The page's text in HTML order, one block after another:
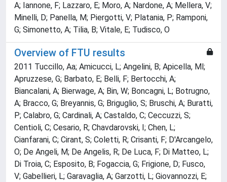
A; Iannone, F; Lazzaro, E; Moro, A; Nardone, A; Mellera, V;
Minelli, D; Panella, M; Piergotti, V; Platania, P; Ramponi,
G; Simonetto, A; Tilia, B; Vitale, E; Tudisco, O
Overview of FTU results
2011 Tuccillo, Aa; Amicucci, L; Angelini, B; Apicella, Ml;
Apruzzese, G; Barbato, E; Belli, F; Bertocchi, A;
Biancalani, A; Bierwage, A; Bin, W; Boncagni, L; Botrugno,
A; Bracco, G; Breyannis, G; Briguglio, S; Bruschi, A; Buratti,
P; Calabro, G; Cardinali, A; Castaldo, C; Ceccuzzi, S;
Centioli, C; Cesario, R; Chavdarovski, I; Chen, L;
Cianfarani, C; Cirant, S; Coletti, R; Crisanti, F; D'Arcangelo,
O; De Angeli, M; De Angelis, R; De Luca, F; Di Matteo, L;
Di Troia, C; Esposito, B; Fogaccia, G; Frigione, D; Fusco,
V; Gabellieri, L; Garavaglia, A; Garzotti, L; Giovannozzi, E;